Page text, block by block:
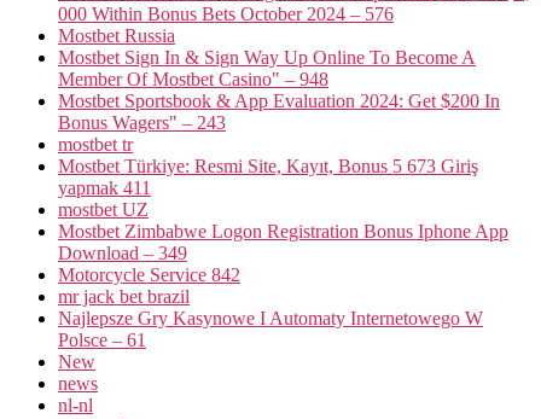
000 Within Bonus Bets October 2024 – 576
Mostbet Russia
Mostbet Sign In & Sign Way Up Online To Become A
Member Of Mostbet Casino" – 948
Mostbet Sportsbook & App Evaluation 2024: Get $200 In
Bonus Wagers" – 243
mostbet tr
Mostbet Türkiye: Resmi Site, Kayıt, Bonus 5 673 Giriş
yapmak 411
mostbet UZ
Mostbet Zimbabwe Logon Registration Bonus Iphone App
Download – 349
Motorcycle Service 842
mr jack bet brazil
Najlepsze Gry Kasynowe I Automaty Internetowego W
Polsce – 61
New
news
nl-nl